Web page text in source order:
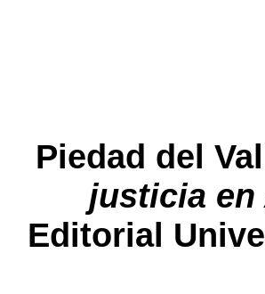
Piedad del
justicia en
Editorial